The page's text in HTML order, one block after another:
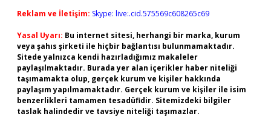
Reklam ve İletişim: Skype: live:.cid.575569c608265c69
Yasal Uyarı: Bu internet sitesi, herhangi bir marka, kurum
veya şahıs şirketi ile hiçbir bağlantısı bulunmamaktadır.
Sitede yalnızca kendi hazırladığımız makaleler
paylaşılmaktadır. Burada yer alan içerikler haber niteliği
taşımamakta olup, gerçek kurum ve kişiler hakkında
paylaşım yapılmamaktadır. Gerçek kurum ve kişiler ile isim
benzerlikleri tamamen tesadüfidir. Sitemizdeki bilgiler
taslak halindedir ve tavsiye niteliği taşımazlar.